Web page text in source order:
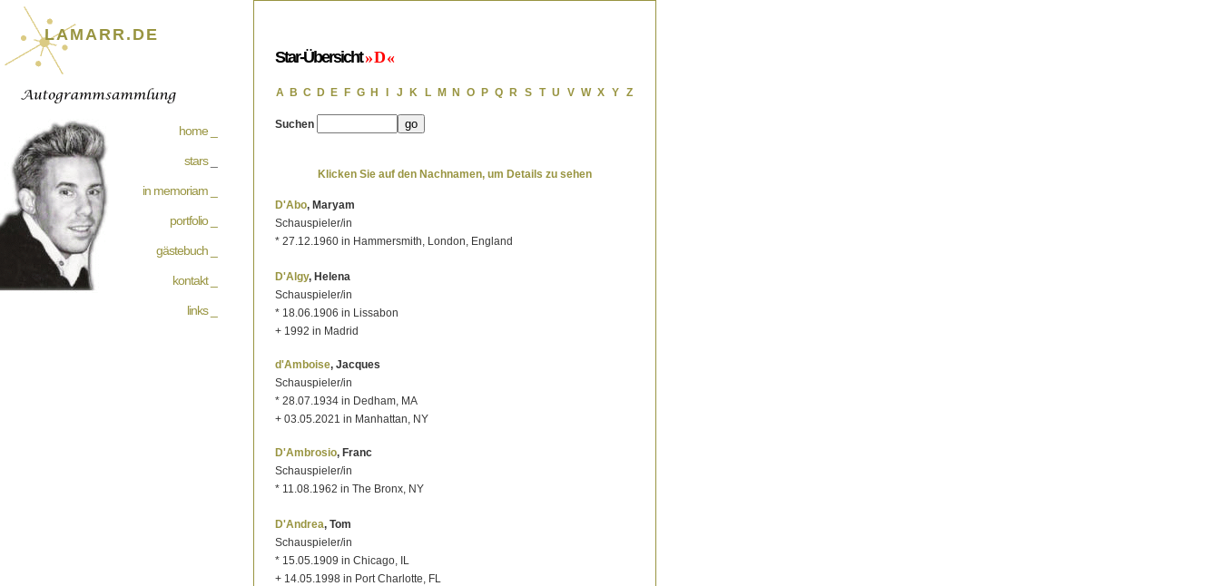
LAMARR.DE
home _
stars_
in memoriam _
portfolio _
gästebuch _
kontakt _
links _
Star-Übersicht» D «
A B C D E F G H J K L M N O P Q R S T U V W X Y Z
Suchen
Klicken Sie auf den Nachnamen, um Details zu sehen
D'Abo, Maryam
Schauspieler/in
* 27.12.1960 in Hammersmith, London, England
D'Algy, Helena
Schauspieler/in
* 18.06.1906 in Lissabon
+ 1992 in Madrid
d'Amboise, Jacques
Schauspieler/in
* 28.07.1934 in Dedham, MA
+ 03.05.2021 in Manhattan, NY
D'Ambrosio, Franc
Schauspieler/in
* 11.08.1962 in The Bronx, NY
D'Andrea, Tom
Schauspieler/in
* 15.05.1909 in Chicago, IL
+ 14.05.1998 in Port Charlotte, FL